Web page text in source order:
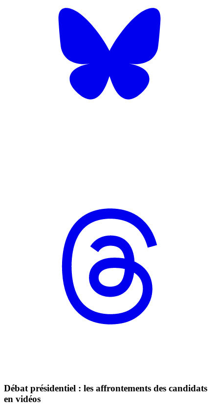
Débat présidentiel : les affrontements des candidats
en vidéos